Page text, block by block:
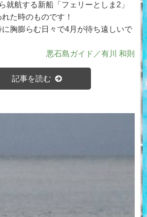
航する新船「フェリーとしま2」
た時のものです！
胸膨らむ日々で4月が待ち遠しいで
悪石島ガイド／有川 和則
記事を読む